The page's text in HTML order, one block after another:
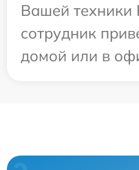
Вашей техники
сотрудник
домой или в